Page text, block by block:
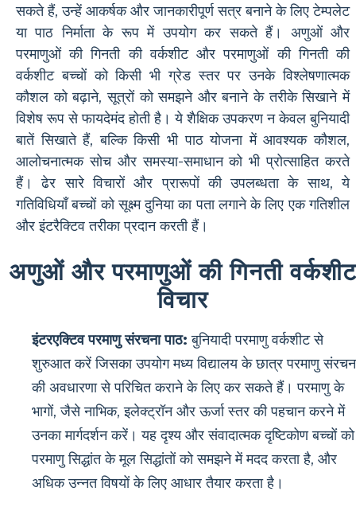
सकते हैं, उन्हें आकर्षक और जानकारीपूर्ण सत्र बनाने के लिए टेम्पलेट
या पाठ निर्माता के रूप में उपयोग कर सकते हैं। अणुओं और
परमाणुओं की गिनती की वर्कशीट और परमाणुओं की गिनती की
वर्कशीट बच्चों को किसी भी ग्रेड स्तर पर उनके विश्लेषणात्मक
कौशल को बढ़ाने, सूत्रों को समझने और बनाने के तरीके सिखाने में
विशेष रूप से फायदेमंद होती है। ये शैक्षिक उपकरण न केवल बुनियादी
बातें सिखाते हैं, बल्कि किसी भी पाठ योजना में आवश्यक कौशल,
आलोचनात्मक सोच और समस्या-समाधान को भी प्रोत्साहित करते
हैं। ढेर सारे विचारों और प्रारूपों की उपलब्धता के साथ, ये
गतिविधियाँ बच्चों को सूक्ष्म दुनिया का पता लगाने के लिए एक गतिशील
और इंटरैक्टिव तरीका प्रदान करती हैं।
अणुओं और परमाणुओं की गिनती वर्कशीट
विचार
इंटरएक्टिव परमाणु संरचना पाठ: बुनियादी परमाणु वर्कशीट से
शुरुआत करें जिसका उपयोग मध्य विद्यालय के छात्र परमाणु
की अवधारणा से परिचित कराने के लिए कर सकते हैं। परमाणु के
भागों, जैसे नाभिक, इलेक्ट्रॉन और ऊर्जा स्तर की पहचान करने में
उनका मार्गदर्शन करें। यह दृश्य और संवादात्मक दृष्टिकोण बच्चों को
परमाणु सिद्धांत के मूल सिद्धांतों को समझने में मदद करता है, और
अधिक उन्नत विषयों के लिए आधार तैयार करता है।